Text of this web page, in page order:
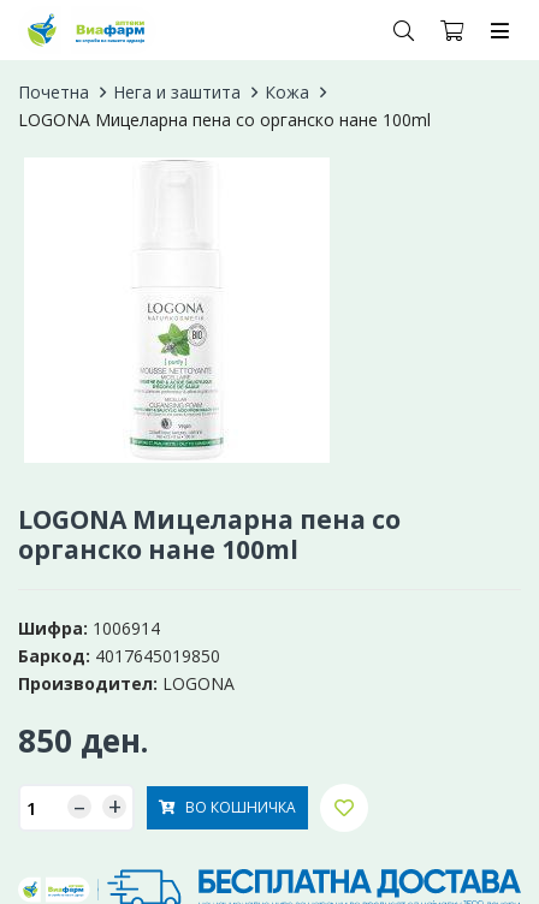
Почетна Нега и заштита
Кожа
LOGONA Мицеларна пена со органско нане 100ml
LOGONA Мицеларна пена со
органско нане 100ml
Шифра: 1006914
Баркод: 4017645019850
Производител: LOGONA
850 ден.
– + ВО КОШНИЧКА